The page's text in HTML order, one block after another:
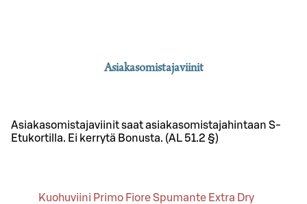
Asiakasomistajaviinit
Asiakasomistajaviinit saat asiakasomistajahintaan S-
Etukortilla. Ei kerrytä Bonusta. (AL 51.2 §)
Kuohuviini Primo Fiore Spumante Extra Dry